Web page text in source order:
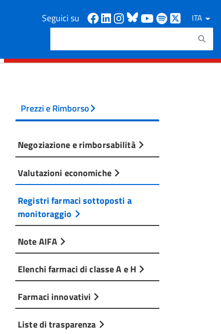
Seguici su Facebook
Linkedin
Instagram
Bluesky
Youtube
Spotify
ITA
Cerca
Prezzi e Rimborso
Negoziazione e rimborsabilità
Valutazioni economiche
Registri farmaci sottoposti a
monitoraggio
Note AIFA
Elenchi farmaci di classe A e H
Farmaci innovativi
Liste di trasparenza